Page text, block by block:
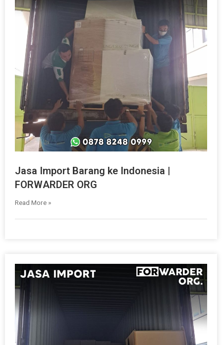
Jasa Import Barang ke Indonesia |
FORWARDER ORG
Read More »